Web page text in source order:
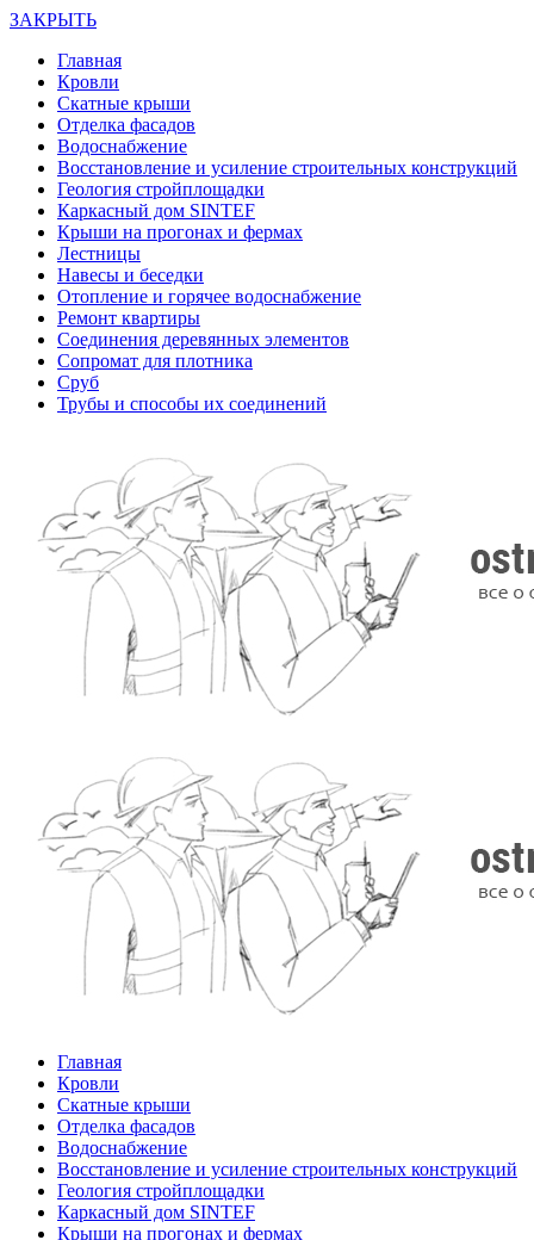
ЗАКРЫТЬ
Главная
Кровли
Скатные крыши
Отделка фасадов
Водоснабжение
Восстановление и усиление строительных конструкций
Геология стройплощадки
Каркасный дом SINTEF
Крыши на прогонах и фермах
Лестницы
Навесы и беседки
Отопление и горячее водоснабжение
Ремонт квартиры
Соединения деревянных элементов
Сопромат для плотника
Сруб
Трубы и способы их соединений
Главная
Кровли
Скатные крыши
Отделка фасадов
Водоснабжение
Восстановление и усиление строительных конструкций
Геология стройплощадки
Каркасный дом SINTEF
Крыши на прогонах и фермах